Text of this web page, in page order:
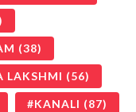
(38)
LAKSHMI (56)
KANALI (87)